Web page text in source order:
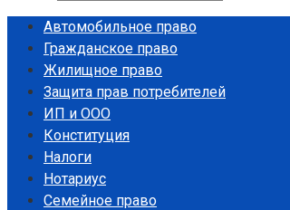
Автомобильное право
Гражданское право
Жилищное право
Защита прав потребителей
ИП и ООО
Конституция
Налоги
Нотариус
Семейное право